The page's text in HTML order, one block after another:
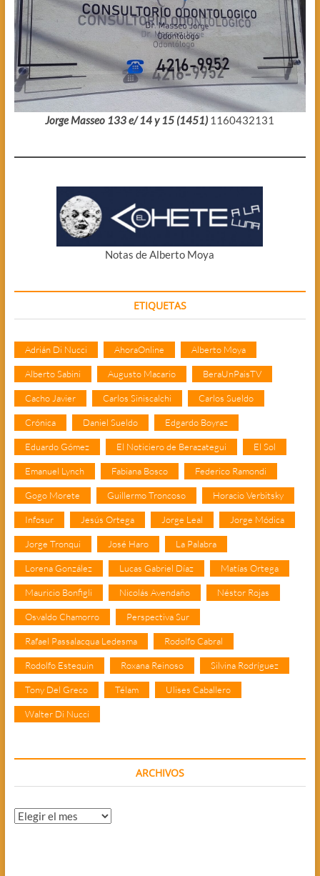
Jorge Masseo 133 e/ 14 y 15 (1451) 1160432131
Notas de Alberto Moya
ETIQUETAS
Adrián Di Nucci AhoraOnline Alberto Moya
Alberto Sabini Augusto Macario BeraUnPaisTV
Cacho Javier Carlos Siniscalchi Carlos Sueldo
Crónica Daniel Sueldo Edgardo Boyraz
Eduardo Gómez El Noticiero de Berazategui El Sol
Emanuel Lynch Fabiana Bosco Federico Ramondi
Gogo Morete Guillermo Troncoso Horacio Verbitsky
Infosur Jesús Ortega Jorge Leal Jorge Módica
Jorge Tronqui José Haro La Palabra
Lorena González Lucas Gabriel Díaz Matías Ortega
Mauricio Bonfigli Nicolás Avendaño Néstor Rojas
Osvaldo Chamorro Perspectiva Sur
Rafael Passalacqua Ledesma Rodolfo Cabral
Rodolfo Estequin Roxana Reinoso Silvina Rodríguez
Tony Del Greco Télam Ulises Caballero
Walter Di Nucci
ARCHIVOS
Archivos